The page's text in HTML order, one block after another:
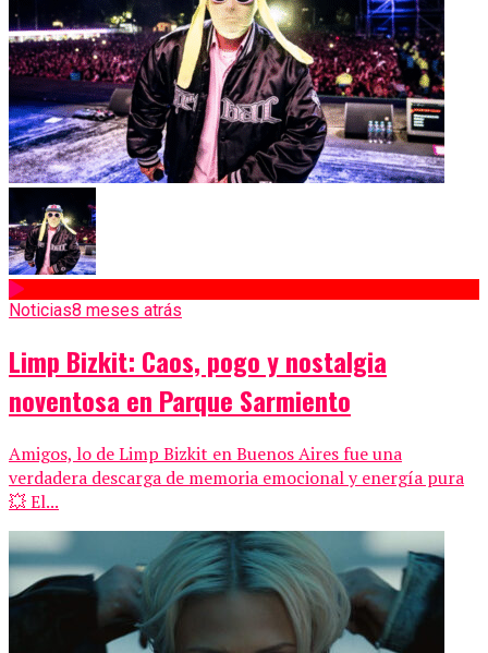
Noticias8 meses atrás
Limp Bizkit: Caos, pogo y nostalgia
noventosa en Parque Sarmiento
Amigos, lo de Limp Bizkit en Buenos Aires fue una
verdadera descarga de memoria emocional y energía pura
💥 El...